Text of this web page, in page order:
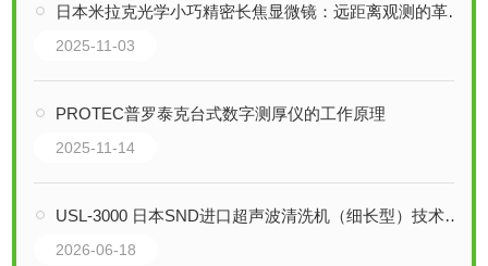
日本米拉克光学小巧精密长焦显微镜：远距离观测的革新解决方案
2025-11-03
PROTEC普罗泰克台式数字测厚仪的工作原理
2025-11-14
USL-3000 日本SND进口超声波清洗机（细长型）技术详解
2026-06-18